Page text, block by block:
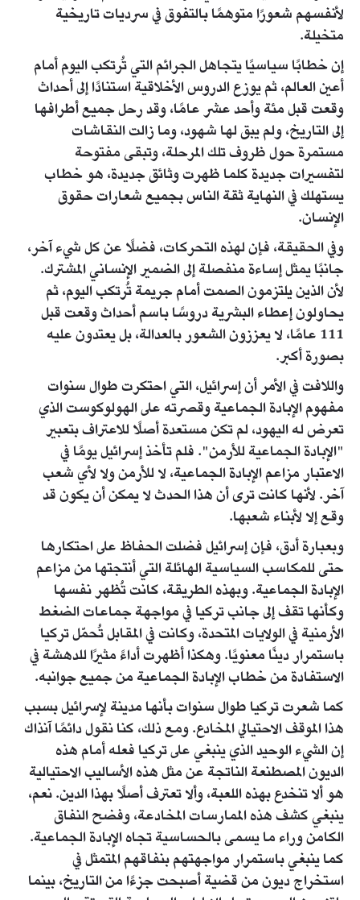
لأنفسهم شعورًا متوهمًا بالتفوق في سرديات تاريخية
متخيلة.
إن خطابًا سياسيًا يتجاهل الجرائم التي تُرتكب اليوم أمام
أعين العالم، ثم يوزع الدروس الأخلاقية استنادًا إلى أحداث
وقعت قبل مئة وأحد عشر عامًا، وقد رحل جميع أطرافها
إلى التاريخ، ولم يبق لها شهود، وما زالت النقاشات
مستمرة حول ظروف تلك المرحلة، وتبقى مفتوحة
لتفسيرات جديدة كلما ظهرت وثائق جديدة، هو خطاب
يستهلك في النهاية ثقة الناس بجميع شعارات حقوق
الإنسان.
وفي الحقيقة، فإن لهذه التحركات، فضلًا عن كل شيء آخر،
جانبًا يمثل إساءة منفصلة إلى الضمير الإنساني المشترك.
لأن الذين يلتزمون الصمت أمام جريمة تُرتكب اليوم، ثم
يحاولون إعطاء البشرية دروسًا باسم أحداث وقعت قبل
111 عامًا، لا يعززون الشعور بالعدالة، بل يعتدون عليه
بصورة أكبر.
واللافت في الأمر أن إسرائيل، التي احتكرت طوال سنوات
مفهوم الإبادة الجماعية وقصرته على الهولوكوست الذي
تعرض له اليهود، لم تكن مستعدة أصلًا للاعتراف بتعبير
"الإبادة الجماعية للأرمن". فلم تأخذ إسرائيل يومًا في
الاعتبار مزاعم الإبادة الجماعية، لا للأرمن ولا لأي شعب
آخر. لأنها كانت ترى أن هذا الحدث لا يمكن أن يكون قد
وقع إلا لأبناء شعبها.
وبعبارة أدق، فإن إسرائيل فضلت الحفاظ على احتكارها
حتى للمكاسب السياسية الهائلة التي أنتجتها من مزاعم
الإبادة الجماعية. وبهذه الطريقة، كانت تُظهر نفسها
وكأنها تقف إلى جانب تركيا في مواجهة جماعات الضغط
الأرمنية في الولايات المتحدة، وكانت في المقابل تُحمّل تركيا
باستمرار دينًا معنويًا. وهكذا أظهرت أداءً مثيرًا للدهشة في
الاستفادة من خطاب الإبادة الجماعية من جميع جوانبه.
كما شعرت تركيا طوال سنوات بأنها مدينة لإسرائيل بسبب
هذا الموقف الاحتيالي المخادع. ومع ذلك، كنا نقول دائمًا آنذاك
إن الشيء الوحيد الذي ينبغي على تركيا فعله أمام هذه
الديون المصطنعة الناتجة عن مثل هذه الأساليب الاحتيالية
هو ألا تنخدع بهذه اللعبة، وألا تعترف أصلًا بهذا الدين. نعم،
ينبغي كشف هذه الممارسات المخادعة، وفضح النفاق
الكامن وراء ما يسمى بالحساسية تجاه الإبادة الجماعية.
كما ينبغي باستمرار مواجهتهم بنفاقهم المتمثل في
استخراج ديون من قضية أصبحت جزءًا من التاريخ، بينما